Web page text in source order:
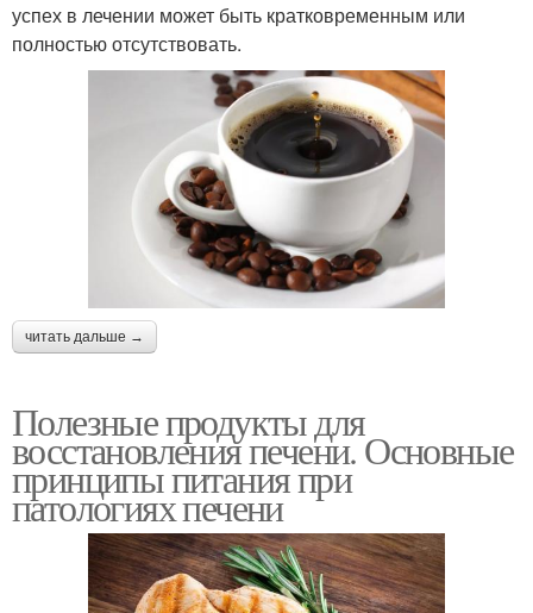
успех в лечении может быть кратковременным или
полностью отсутствовать.
читать дальше →
Полезные продукты для
восстановления печени. Основные
принципы питания при
патологиях печени